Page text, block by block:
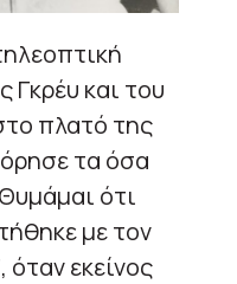
Γκρέυ και του
πλατό της
τα όσα
ότι
με τον
εκείνος